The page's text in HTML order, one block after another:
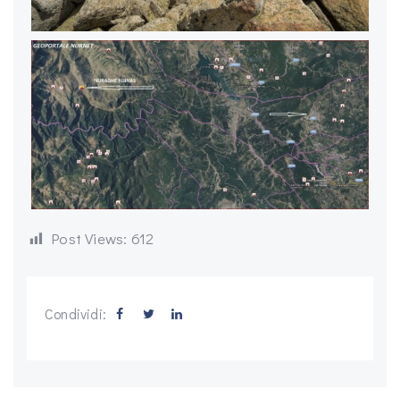
Post Views: 612
Condividi: